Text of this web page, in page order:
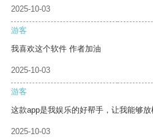
2025-10-03
游客
我喜欢这个软件 作者加油
2025-10-03
游客
这款app是我娱乐的好帮手，让我能够放
2025-10-03